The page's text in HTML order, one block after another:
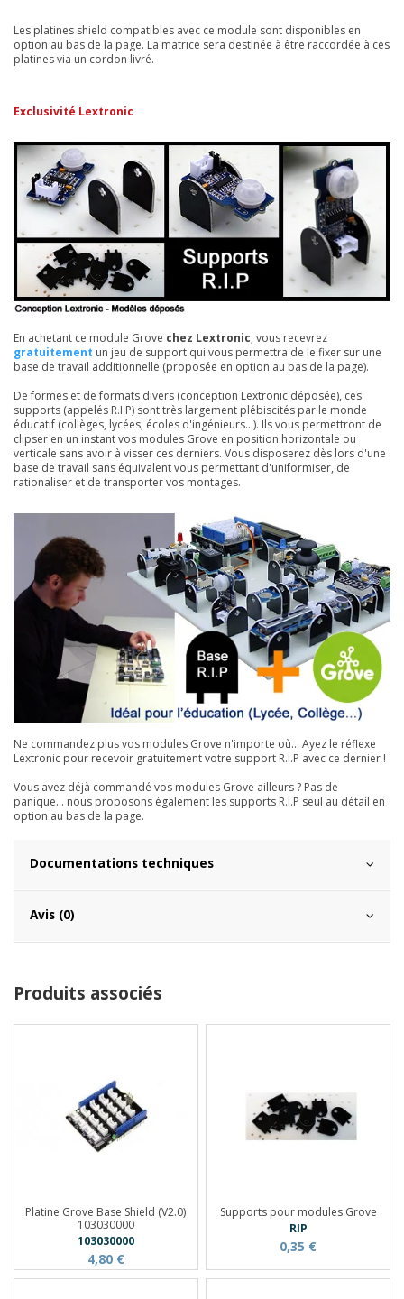
Les platines shield compatibles avec ce module sont disponibles en
option au bas de la page. La matrice sera destinée à être raccordée à ces
platines via un cordon livré.
Exclusivité Lextronic
En achetant ce module Grove chez Lextronic, vous recevrez
gratuitement un jeu de support qui vous permettra de le fixer sur une
base de travail additionnelle (proposée en option au bas de la page).
De formes et de formats divers (conception Lextronic déposée), ces
supports (appelés R.I.P) sont très largement plébiscités par le monde
éducatif (collèges, lycées, écoles d'ingénieurs...). Ils vous permettront de
clipser en un instant vos modules Grove en position horizontale ou
verticale sans avoir à visser ces derniers. Vous disposerez dès lors d'une
base de travail sans équivalent vous permettant d'uniformiser, de
rationaliser et de transporter vos montages.
Ne commandez plus vos modules Grove n'importe où... Ayez le réflexe
Lextronic pour recevoir gratuitement votre support R.I.P avec ce dernier !
Vous avez déjà commandé vos modules Grove ailleurs ? Pas de
panique... nous proposons également les supports R.I.P seul au détail en
option au bas de la page.
Documentations techniques
Avis (0)
Produits associés
Platine Grove Base Shield (V2.0)
103030000
103030000
4,80 €
Supports pour modules Grove
RIP
0,35 €